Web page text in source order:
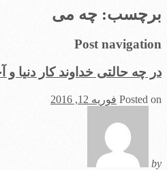
برچسب: چه مى
Post navigation
در چه حالتی خداوند کار دنیا
Posted on فوریه 12, 2016
by